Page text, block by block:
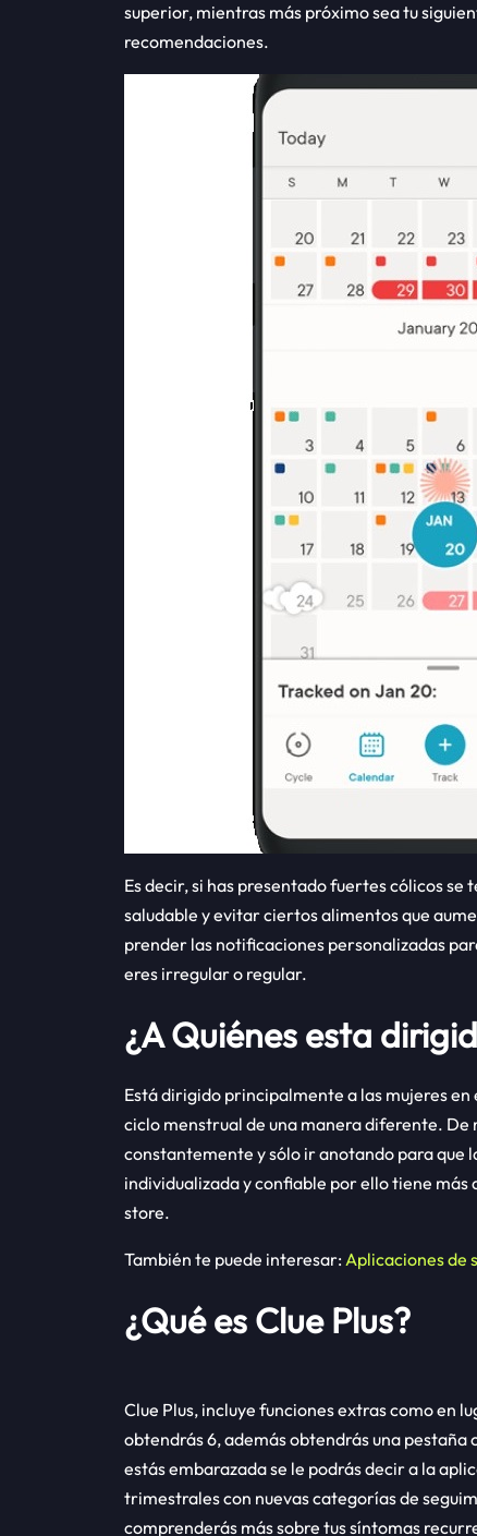
superior, mientras más próximo sea tu
recomendaciones.
Es decir, si has presentado fuertes cólicos
saludable y evitar ciertos alimentos que
prender las notificaciones personalizadas
eres irregular o regular.
¿A Quiénes esta
Está dirigido principalmente a las mujeres
ciclo menstrual de una manera diferente. De
constantemente y sólo ir anotando para que
individualizada y confiable por ello tiene más
store.
También te puede interesar: Aplicaciones de
¿Qué es Clue Plus?
Clue Plus, incluye funciones extras como en
obtendrás 6, además obtendrás una
estás embarazada se le podrás decir a la
trimestrales con nuevas categorías de
comprenderás más sobre tus síntomas